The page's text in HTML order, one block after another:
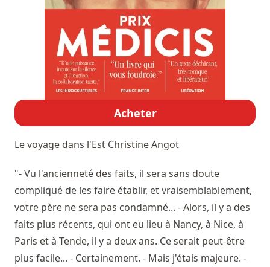
Acheter
Le voyage dans l'Est Christine Angot
"- Vu l'ancienneté des faits, il sera sans doute
compliqué de les faire établir, et vraisemblablement,
votre père ne sera pas condamné... - Alors, il y a des
faits plus récents, qui ont eu lieu à Nancy, à Nice, à
Paris et à Tende, il y a deux ans. Ce serait peut-être
plus facile... - Certainement. - Mais j'étais majeure. -